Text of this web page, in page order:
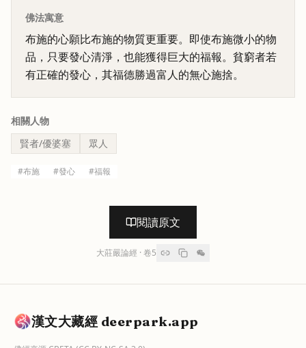
佛法寓意
布施的心願比布施的物質更重要。即使布施微小的物
品，只要發心清淨，也能獲得巨大的福報。貧窮者若
有正確的發心，其福德勝過富人的無心施捨。
相關人物
賢者/優婆塞
眾人
#布施 #發心 #福報
閱讀原文
大莊嚴論經 · 卷5
漢文大藏經 deerpark.app